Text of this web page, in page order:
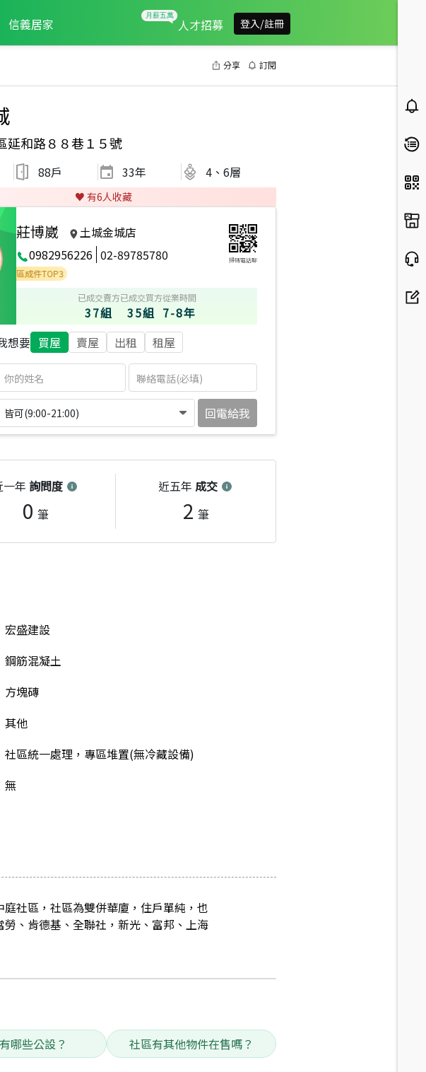
信義居家 人才招募 登入/註冊
分享 訂閱
延和路８８巷１５號
88戶 33年 4、6層
♥️ 有6人收藏
莊博崴
土城金城店
0982956226 02-89785780 掃碼電話聊
件TOP3
已成交賣方
37組
已成交買方
35組
從業時間
7-8年
想要 買屋 賣屋 出租 租屋
皆可(9:00-21:00) 回電給我
一年 詢問度
0 筆
近五年 成交
2 筆
宏盛建設
鋼筋混凝土
方塊磚
其他
社區統一處理，專區堆置(無冷藏設備)
無
社區，社區為雙併華廈，住戶單純，也
、肯德基、全聯社，新光、富邦、上海
哪些公設？ 社區有其他物件在售嗎？